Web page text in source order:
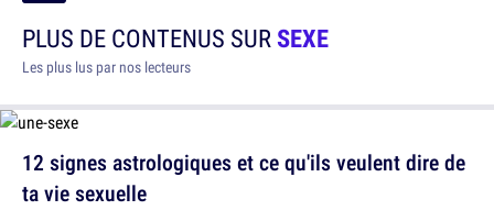
PLUS DE CONTENUS SURSEXE
Les plus lus par nos lecteurs
12 signes astrologiques et ce qu'ils veulent dire de
ta vie sexuelle